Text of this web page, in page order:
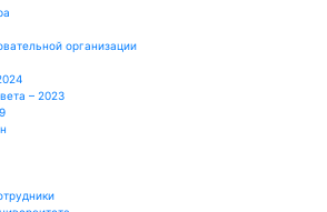
организации
– 2023